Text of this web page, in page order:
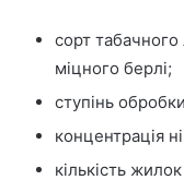
сорт табачного
міцного берлі;
ступінь
концентрація
кількість